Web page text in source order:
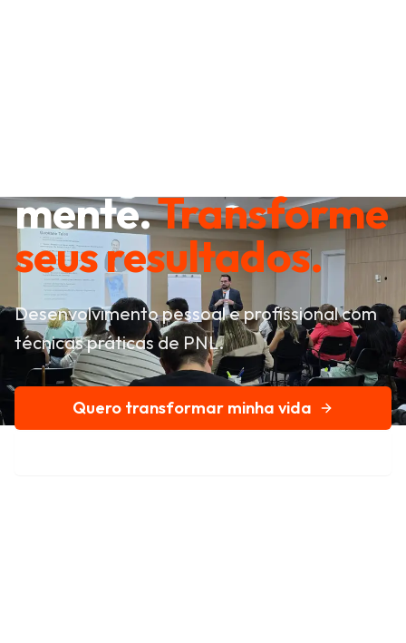
mente.Transforme
seus resultados.
Desenvolvimento pessoal e profissional com
técnicas práticas de PNL.
Quero transformar minha vida